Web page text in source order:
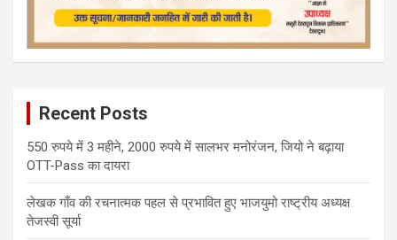
Recent Posts
550 रुपये में 3 महीने, 2000 रुपये में सालभर मनोरंजन, जियो ने बढ़ाया
OTT-Pass का दायरा
लेखक गाँव की रचनात्मक पहल से प्रभावित हुए भाजयुमो राष्ट्रीय अध्यक्ष
तेजस्वी सूर्या